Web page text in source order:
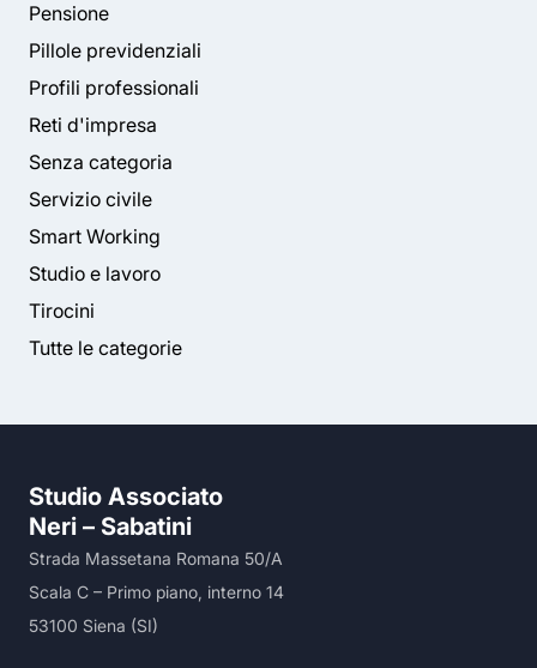
Pensione
Pillole previdenziali
Profili professionali
Reti d'impresa
Senza categoria
Servizio civile
Smart Working
Studio e lavoro
Tirocini
Tutte le categorie
Studio Associato
Neri – Sabatini
Strada Massetana Romana 50/A
Scala C – Primo piano, interno 14
53100 Siena (SI)